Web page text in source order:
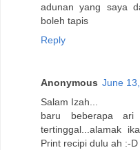
adunan yang saya
boleh tapis
Reply
Anonymous June
Salam Izah...
baru beberapa
tertinggal...alamak
Print recipi dulu ah :-D